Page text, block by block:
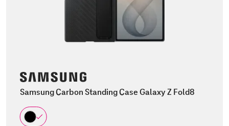
Samsung Carbon Standing Case Galaxy Z Fold8